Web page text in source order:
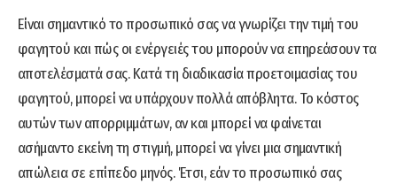
Είναι σημαντικό το προσωπικό σας να γνωρίζει την τιμή του
φαγητού και πώς οι ενέργειές του μπορούν να επηρεάσουν τα
αποτελέσματά σας. Κατά τη διαδικασία προετοιμασίας του
φαγητού, μπορεί να υπάρχουν πολλά απόβλητα. Το κόστος
αυτών των απορριμμάτων, αν και μπορεί να φαίνεται
ασήμαντο εκείνη τη στιγμή, μπορεί να γίνει μια σημαντική
απώλεια σε επίπεδο μηνός. Έτσι, εάν το προσωπικό σας